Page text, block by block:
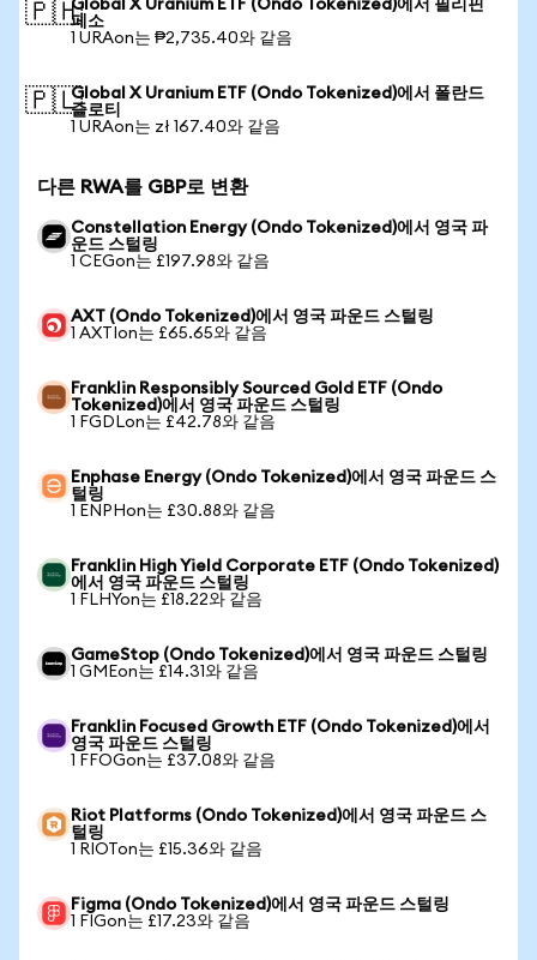
🇵🇭Global X Uranium ETF (Ondo Tokenized)에서 필리핀
페소
1 URAon는 ₱2,735.40와 같음
🇵🇱Global X Uranium ETF (Ondo Tokenized)에서 폴란드
즐로티
1 URAon는 zł 167.40와 같음
다른 RWA를 GBP로 변환
Constellation Energy (Ondo Tokenized)에서 영국 파
운드 스털링
1 CEGon는 £197.98와 같음
AXT (Ondo Tokenized)에서 영국 파운드 스털링
1 AXTIon는 £65.65와 같음
Franklin Responsibly Sourced Gold ETF (Ondo
Tokenized)에서 영국 파운드 스털링
1 FGDLon는 £42.78와 같음
Enphase Energy (Ondo Tokenized)에서 영국 파운드 스
털링
1 ENPHon는 £30.88와 같음
Franklin High Yield Corporate ETF (Ondo Tokenized)
에서 영국 파운드 스털링
1 FLHYon는 £18.22와 같음
GameStop (Ondo Tokenized)에서 영국 파운드 스털링
1 GMEon는 £14.31와 같음
Franklin Focused Growth ETF (Ondo Tokenized)에서
영국 파운드 스털링
1 FFOGon는 £37.08와 같음
Riot Platforms (Ondo Tokenized)에서 영국 파운드 스
털링
1 RIOTon는 £15.36와 같음
Figma (Ondo Tokenized)에서 영국 파운드 스털링
1 FIGon는 £17.23와 같음